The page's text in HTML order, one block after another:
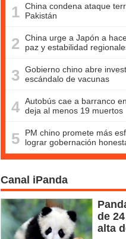
1 China condena ataque
Pakistán
2 China urge a Japón a
paz y estabilidad
3 Gobierno chino abre
escándalo de vacunas
4 Autobús cae a barranco
deja al menos 19 muertos
5
PM chino promete más
lograr gobernación
Canal iPanda
de
alta